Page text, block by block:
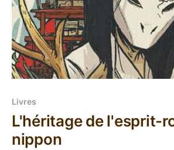
Livres
L'héritage de l'esprit-
nippon